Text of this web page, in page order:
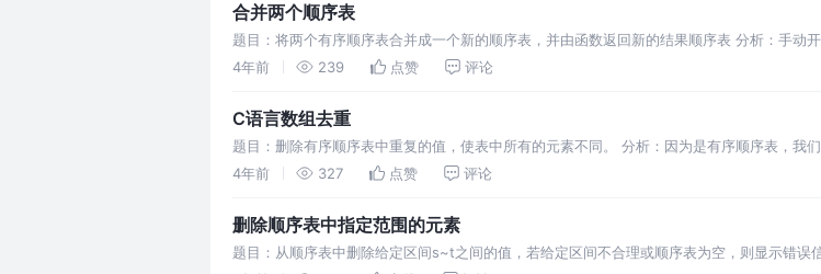
合并两个顺序表
题目：将两个有序顺序表合并成一个新的顺序表，并由函数返回新的结果顺序表 分析：手动
行遍历，依次取较小值赋给新数组，若有数组未取完，剩余部分全
4年前 239 点赞 评论
C语言数组去重
题目：删除有序顺序表中重复的值，使表中所有的元素不同。 分析：因为是有序顺序表，我
度O(n)，若顺序表无序，我们可以先进行排序，在进行处理
4年前 327 点赞 评论
删除顺序表中指定范围的元素
题目：从顺序表中删除给定区间s~t之间的值，若给定区间不合理或顺序表为空，则显示错